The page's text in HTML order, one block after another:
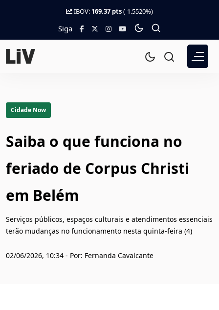
IBOV: 169.37 pts(-1.5520%)
Siga
Cidade Now
Saiba o que funciona no
feriado de Corpus Christi
em Belém
Serviços públicos, espaços culturais e atendimentos essenciais
terão mudanças no funcionamento nesta quinta-feira (4)
02/06/2026, 10:34 - Por: Fernanda Cavalcante